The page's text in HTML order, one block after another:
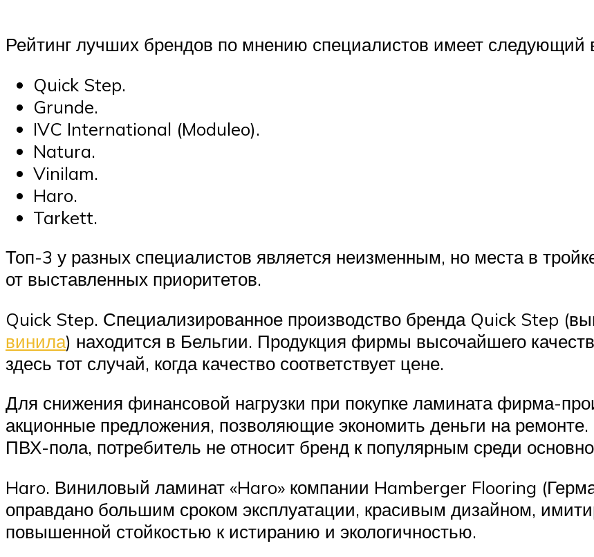
Рейтинг лучших брендов по мнению специалистов имеет следующий
Quick Step.
Grunde.
IVC International (Moduleo).
Natura.
Vinilam.
Haro.
Tarkett.
Топ-3 у разных специалистов является неизменным, но места в
от выставленных приоритетов.
Quick Step. Специализированное производство бренда Quick Step
винила) находится в Бельгии. Продукция фирмы высочайшего
здесь тот случай, когда качество соответствует цене.
Для снижения финансовой нагрузки при покупке ламината фирма-
акционные предложения, позволяющие экономить деньги на
ПВХ-пола, потребитель не относит бренд к популярным среди
Haro. Виниловый ламинат «Haro» компании Hamberger Flooring
оправдано большим сроком эксплуатации, красивым дизайном,
повышенной стойкостью к истиранию и экологичностью.